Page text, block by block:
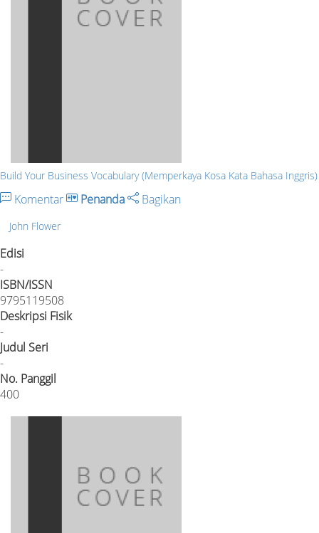
Build Your Business Vocabulary (Memperkaya Kosa Kata Bahasa Inggris)
Komentar Penanda Bagikan
John Flower
Edisi
-
ISBN/ISSN
9795119508
Deskripsi Fisik
-
Judul Seri
-
No. Panggil
400